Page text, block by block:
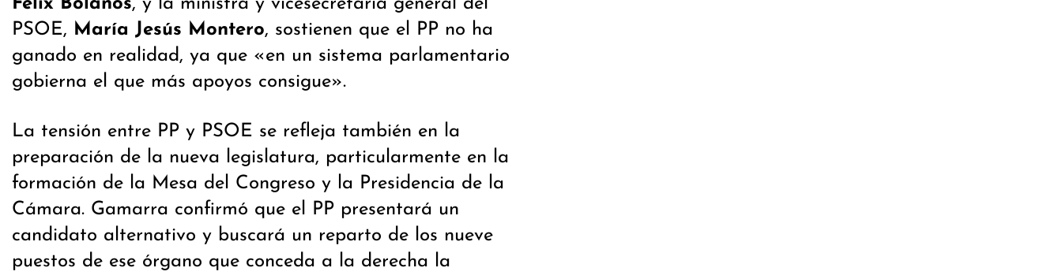
Félix Bolaños, y la ministra y vicesecretaria general del
PSOE, María Jesús Montero, sostienen que el PP no ha
ganado en realidad, ya que «en un sistema parlamentario
gobierna el que más apoyos consigue».
La tensión entre PP y PSOE se refleja también en la
preparación de la nueva legislatura, particularmente en la
formación de la Mesa del Congreso y la Presidencia de la
Cámara. Gamarra confirmó que el PP presentará un
candidato alternativo y buscará un reparto de los nueve
puestos de ese órgano que conceda a la derecha la